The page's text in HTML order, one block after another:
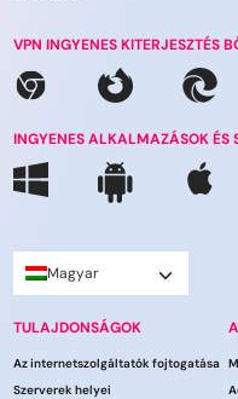
VPN INGYENES KITERJESZTÉS
INGYENES ALKALMAZÁSOK ÉS
Magyar
TULAJDONSÁGOK
Az internetszolgáltatók fojtogatása
Szerverek helyei